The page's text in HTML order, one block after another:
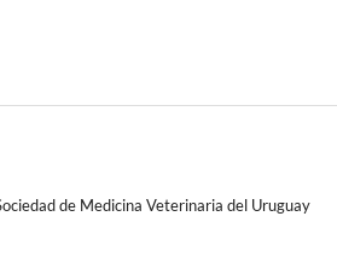
de Medicina Veterinaria del Uruguay